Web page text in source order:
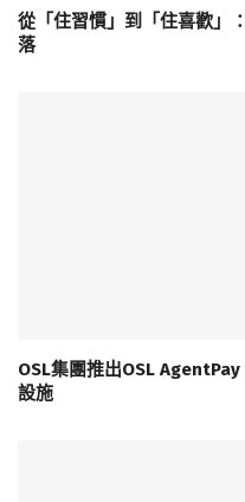
從「住習慣」到「住喜歡」
落
OSL集團推出OSL
設施